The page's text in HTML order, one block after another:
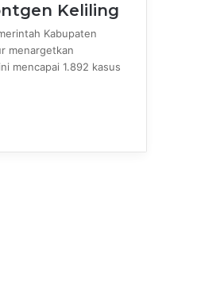
Keliling
Kabupaten
menargetkan
mencapai 1.892 kasus